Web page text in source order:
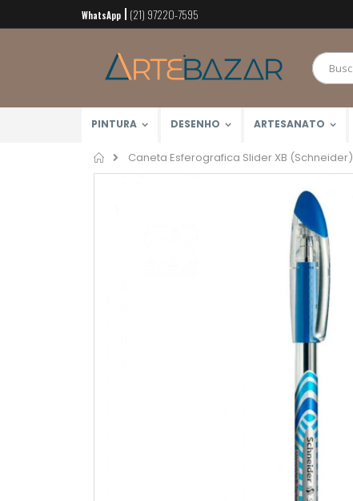
Pular
para
conteúdo
WhatsApp (21) 97220-7595
PINTURA DESENHO ARTESANATO
Home
Caneta Esferografica Slider XB (Schneider)
Pular